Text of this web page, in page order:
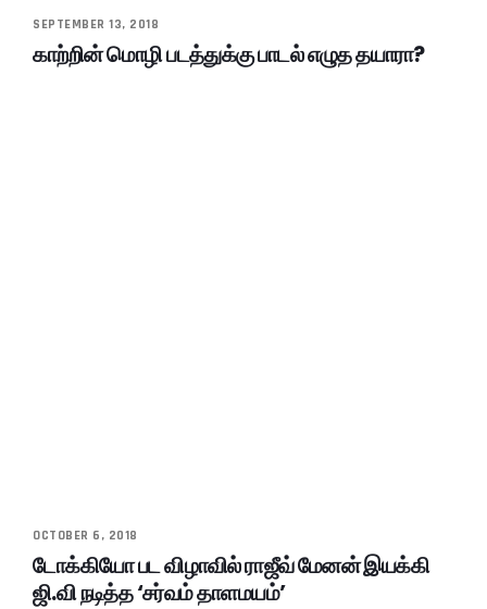
SEPTEMBER 13, 2018
காற்றின் மொழி படத்துக்கு பாடல் எழுத தயாரா?
OCTOBER 6, 2018
டோக்கியோ பட விழாவில் ராஜீவ் மேனன் இயக்கி
ஜி.வி நடித்த ‘சர்வம் தாளமயம்’